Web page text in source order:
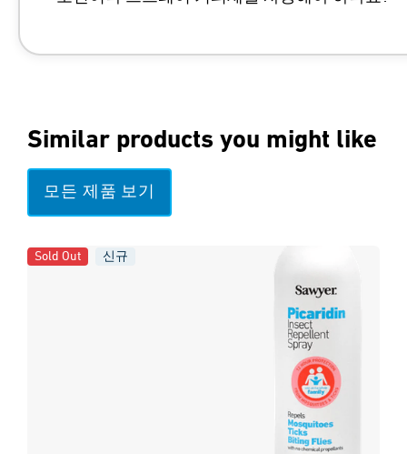
Similar products you might like
모든 제품 보기
Sold Out 신규